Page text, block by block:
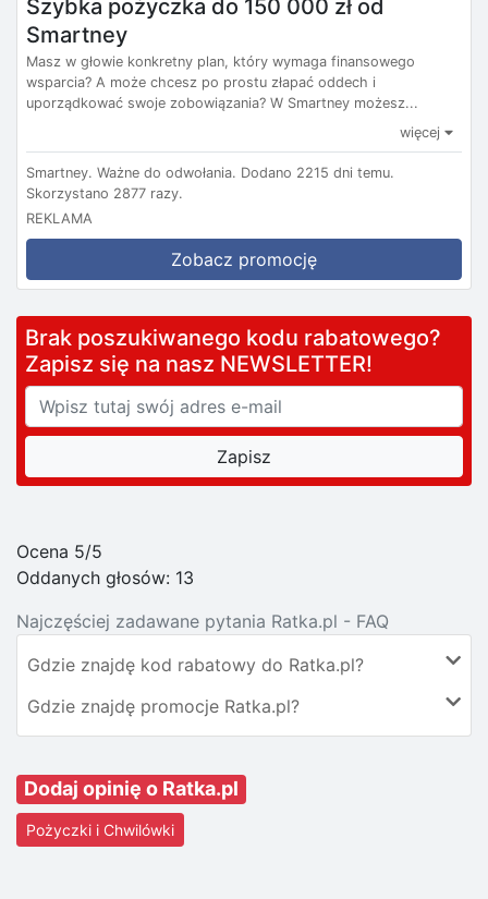
Szybka pożyczka do 150 000 zł od
Smartney
Masz w głowie konkretny plan, który wymaga finansowego
wsparcia? A może chcesz po prostu złapać oddech i
uporządkować swoje zobowiązania? W Smartney możesz...
więcej
Smartney. Ważne do odwołania. Dodano 2215 dni temu.
Skorzystano 2877 razy.
REKLAMA
Zobacz promocję
Brak poszukiwanego kodu rabatowego?
Zapisz się na nasz NEWSLETTER!
Ocena 5/5
Oddanych głosów: 13
Najczęściej zadawane pytania Ratka.pl - FAQ
Gdzie znajdę kod rabatowy do Ratka.pl?
Gdzie znajdę promocje Ratka.pl?
Dodaj opinię o Ratka.pl
Pożyczki i Chwilówki